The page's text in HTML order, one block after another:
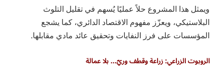
ويمثل هذا المشروع حلاً عمليًا يُسهم في تقليل التلوث
البلاستيكي، ويعزّز مفهوم الاقتصاد الدائري، كما يشجع
المؤسسات على فرز النفايات وتحقيق عائد مادي مقابلها.
الروبوت الزراعي: زراعة وقطف وريّ… بلا عمالة